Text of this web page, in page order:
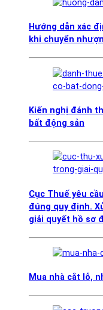
Hướng dẫn xác
khi chuyển
Kiến nghị đánh
bất động sản
Cục Thuế yêu
đúng quy định.
giải quyết hồ sơ
Mua nhà cắt lỗ,